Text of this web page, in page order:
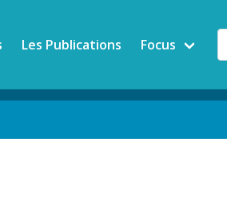
Les Publications Focus